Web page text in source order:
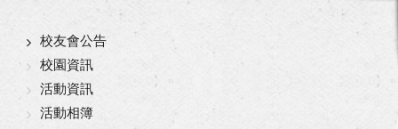
校友會公告
校園資訊
活動資訊
活動相簿